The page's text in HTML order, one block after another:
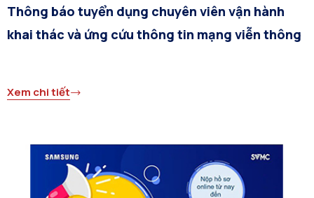
Thông báo tuyển dụng chuyên viên vận hành
khai thác và ứng cứu thông tin mạng viễn thông
Xem chi tiết